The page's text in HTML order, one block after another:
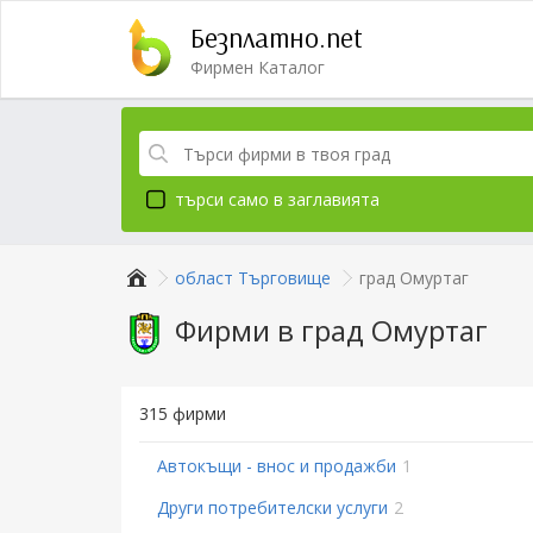
Безплатно.net
Фирмен Каталог
търси само в заглавията
област Търговище град Омуртаг
Фирми в град Омуртаг
315 фирми
Автокъщи - внос и продажби 1
Други потребителски услуги 2